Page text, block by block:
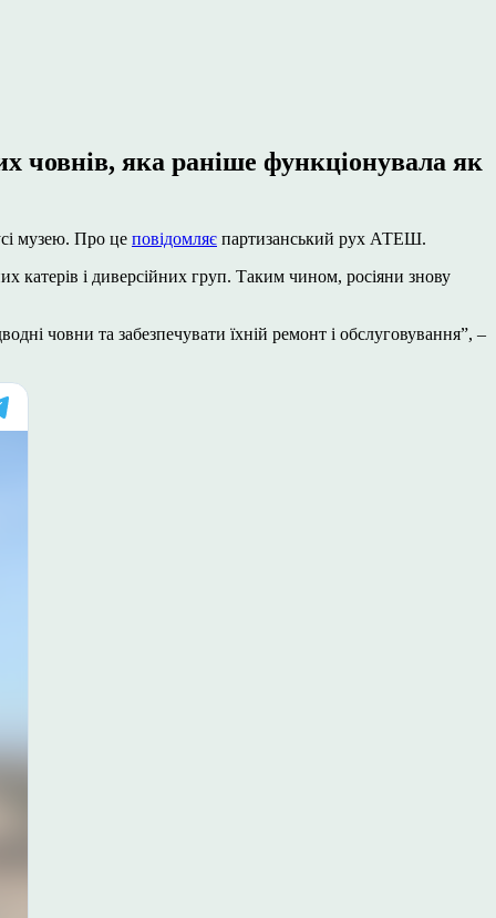
човнів, яка раніше функціонувала як
музею. Про це повідомляє партизанський рух АТЕШ.
катерів і диверсійних груп. Таким чином, росіяни знову
човни та забезпечувати їхній ремонт і обслуговування”, –